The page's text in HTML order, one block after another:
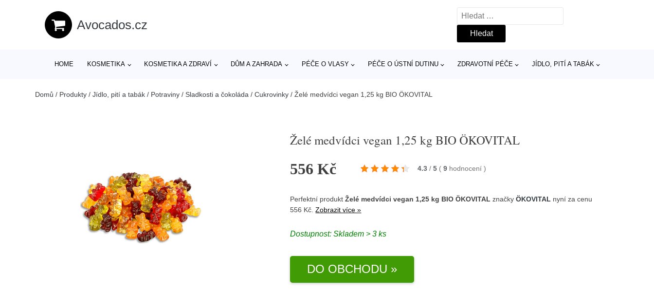
Avocados.cz
Vyhledávání
HOME KOSMETIKA KOSMETIKA A ZDRAVÍ DŮM A ZAHRADA PÉČE O VLASY PÉČE O ÚSTNÍ DUTINU ZDRAVOTNÍ PÉČE JÍDLO, PITÍ A TABÁK
Domů / Produkty / Jídlo, pití a tabák / Potraviny / Sladkosti a čokoláda / Cukrovinky / Želé medvídci vegan 1,25 kg BIO ÖKOVITAL
Želé medvídci vegan 1,25 kg BIO ÖKOVITAL
556 Kč 4.3 / 5 ( 9 hodnocení)
Perfektní produktŽelé medvídci vegan 1,25 kg BIO ÖKOVITAL značkyÖKOVITAL nyní za cenu
556 Kč.Zobrazit více »
Dostupnost:Skladem > 3 ks
DO OBCHODU »